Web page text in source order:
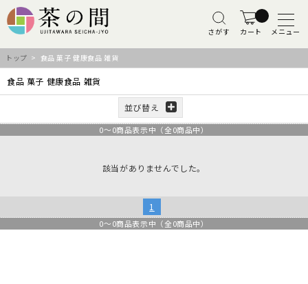
さがす カート メニュー
トップ > 食品 菓子 健康食品 雑貨
食品 菓子 健康食品 雑貨
並び替え
0～0商品表示中（全0商品中）
該当がありませんでした。
1
0～0商品表示中（全0商品中）